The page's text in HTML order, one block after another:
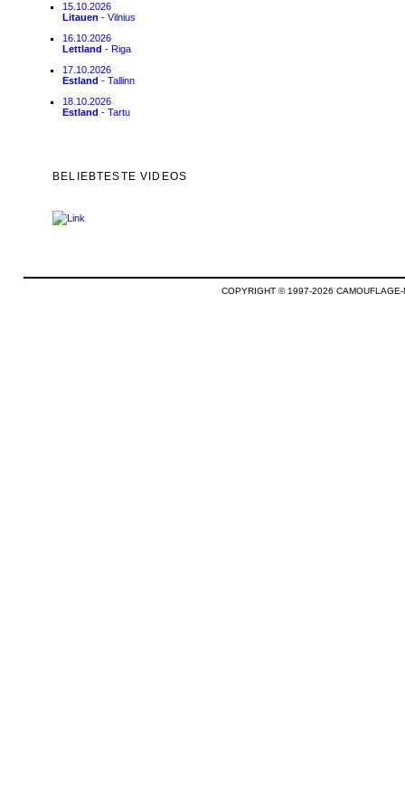
15.10.2026
Litauen - Vilnius
16.10.2026
Lettland - Riga
17.10.2026
Estland - Tallinn
18.10.2026
Estland - Tartu
BELIEBTESTE VIDEOS
COPYRIGHT © 1997-2026 CAMOUFLAGE-